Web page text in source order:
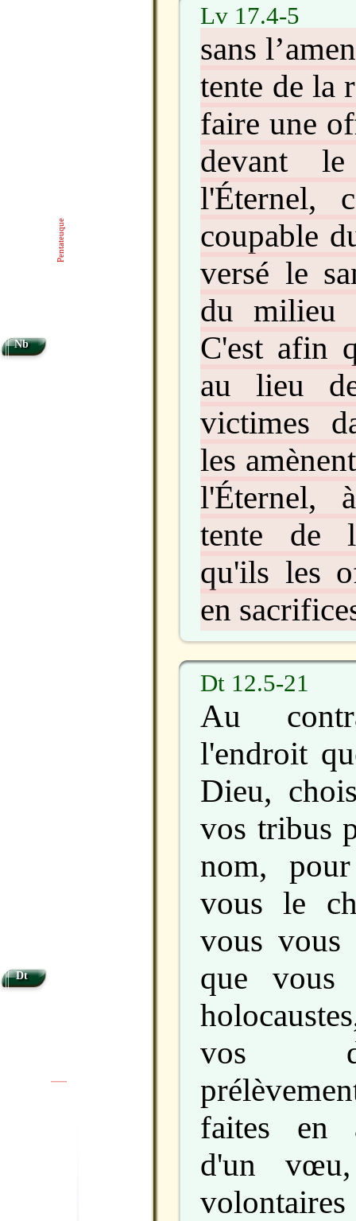
Lv 17.4-5
sans
tente de la
faire une
devant
l'Éternel,
coupable
versé le
du milieu
C'est afin
au lieu
victimes
les
l'Éternel,
tente de
qu'ils les
en
Dt 12.5-21
Au
l'endroit
Dieu,
vos tribus
nom,
vous le
vous vous
que vous
vos
faites en
d'un
Nb
Dt
Pentateuque